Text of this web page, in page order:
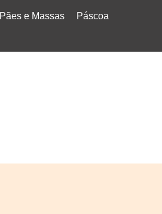
Pães e Massas
Páscoa